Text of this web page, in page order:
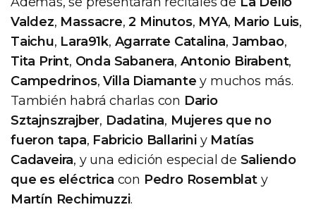
Valdez, Massacre,2 Minutos, MYA, Mario Luis,
Taichu, Lara91k, Agarrate Catalina, Jambao,
Tita Print, Onda Sabanera, Antonio Birabent,
Campedrinos,Villa Diamante y muchos más.
También habrá charlas con Dario
Sztajnszrajber, Dadatina, Mujeres que no
fueron tapa, Fabricio Ballariniy Matías
Cadaveira, y una edición especial de Saliendo
que es eléctrica con Pedro Rosemblaty
Martín Rechimuzzi.